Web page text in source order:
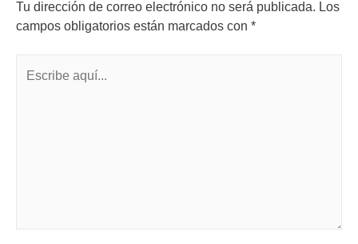
Tu dirección de correo electrónico no será publicada. Los
campos obligatorios están marcados con *